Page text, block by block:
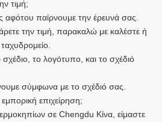
τιμή;
παίρνουμε την έρευνά σας.
την τιμή, παρακαλώ με καλέστε ή
σχέδιο, το λογότυπο, και το σχέδιό
σύμφωνα με το σχέδιό σας.
επιχείρηση;
σε Chengdu Κίνα, είμαστε